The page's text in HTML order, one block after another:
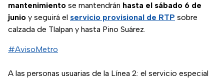
mantenimiento se mantendrán hasta el sábado 6 de
junio y seguirá el servicio provisional de RTP sobre
calzada de Tlalpan y hasta Pino Suárez.
#AvisoMetro
A las personas usuarias de la Línea 2: el servicio especial